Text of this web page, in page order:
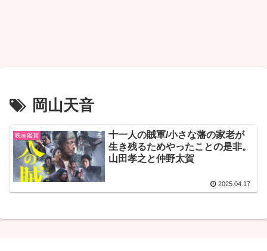
岡山天音
映画鑑賞
十一人の賊軍/小さな藩の家老が
生き残るためやったことの是非。
山田孝之と仲野太賀
2025.04.17